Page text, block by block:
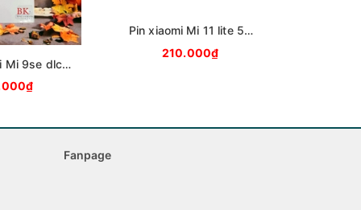
Mi 9se dlc
Pin xiaomi Mi 11 lite 5g
210.000₫
Fanpage